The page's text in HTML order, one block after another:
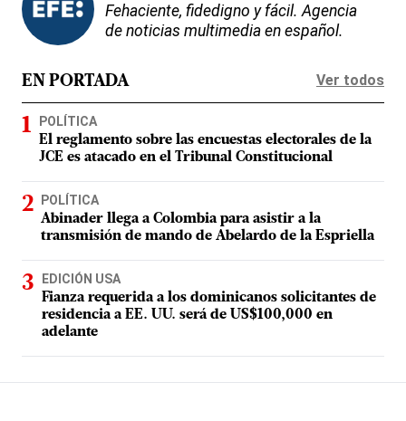
Fehaciente, fidedigno y fácil. Agencia
de noticias multimedia en español.
EN PORTADA Ver todos
POLÍTICA
El reglamento sobre las encuestas electorales de la
JCE es atacado en el Tribunal Constitucional
POLÍTICA
Abinader llega a Colombia para asistir a la
transmisión de mando de Abelardo de la Espriella
EDICIÓN USA
Fianza requerida a los dominicanos solicitantes de
residencia a EE. UU. será de US$100,000 en
adelante